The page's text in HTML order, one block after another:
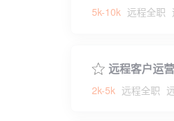
5k-10k 远程全职
远程客户运
2k-5k 远程全职